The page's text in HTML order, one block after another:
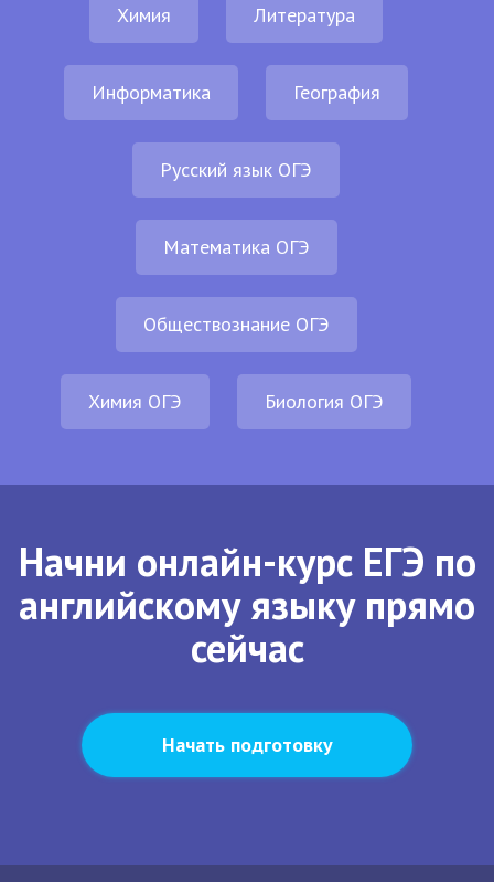
Химия Литература
Информатика География
Русский язык ОГЭ
Математика ОГЭ
Обществознание ОГЭ
Химия ОГЭ Биология ОГЭ
Начни онлайн-курс ЕГЭ по
английскому языку прямо
сейчас
Начать подготовку